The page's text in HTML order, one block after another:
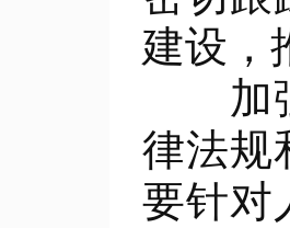
建设，
加强
律法规
要针对